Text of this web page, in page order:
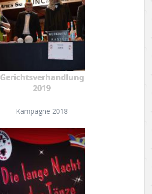
Gerichtsverhandlung
2019
Kampagne 2018